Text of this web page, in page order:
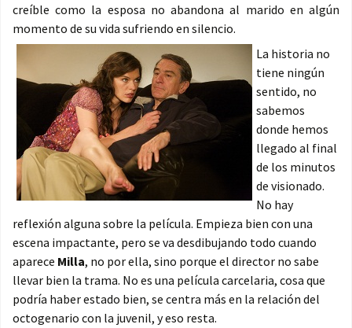
creíble como la esposa no abandona al marido en algún
momento de su vida sufriendo en silencio.
La historia no
tiene ningún
sentido, no
sabemos
donde hemos
llegado al final
de los minutos
de visionado.
No hay
reflexión alguna sobre la película. Empieza bien con una
escena impactante, pero se va desdibujando todo cuando
aparece Milla, no por ella, sino porque el director no sabe
llevar bien la trama. No es una película carcelaria, cosa que
podría haber estado bien, se centra más en la relación del
octogenario con la juvenil, y eso resta.